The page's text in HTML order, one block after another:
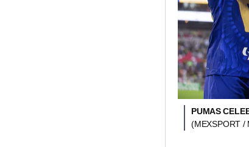
PUMAS
(MEXSPORT /